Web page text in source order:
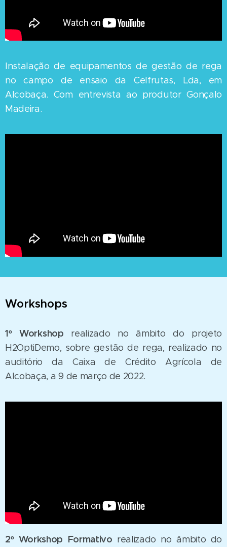
Instalação de equipamentos de gestão de rega
no campo de ensaio da Celfrutas, Lda, em
Alcobaça. Com entrevista ao produtor Gonçalo
Madeira.
Workshops
1º Workshop realizado no âmbito do projeto
H2OptiDemo, sobre gestão de rega, realizado no
auditório da Caixa de Crédito Agrícola de
Alcobaça, a 9 de março de 2022.
2º Workshop Formativo realizado no âmbito do